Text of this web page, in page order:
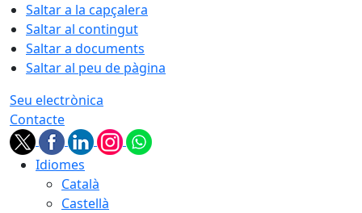
Saltar a la capçalera
Saltar al contingut
Saltar a documents
Saltar al peu de pàgina
Seu electrònica
Contacte
Idiomes
Català
Castellà